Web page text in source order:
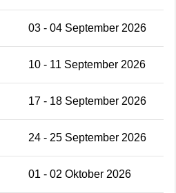
03 - 04 September 2026
10 - 11 September 2026
17 - 18 September 2026
24 - 25 September 2026
01 - 02 Oktober 2026